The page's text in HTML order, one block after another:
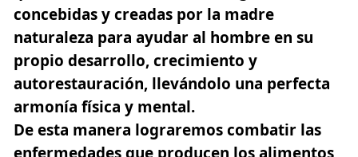
concebidas y creadas por la madre
naturaleza para ayudar al hombre en su
propio desarrollo, crecimiento y
autorestauración, llevándolo una perfecta
armonía física y mental.
De esta manera lograremos combatir las
enfermedades que producen los alimentos